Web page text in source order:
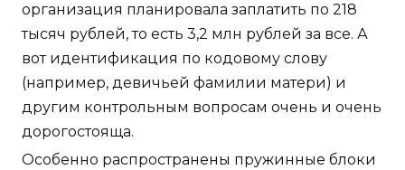
организация планировала заплатить по 218
тысяч рублей, то есть 3,2 млн рублей за все. А
вот идентификация по кодовому слову
(например, девичьей фамилии матери) и
другим контрольным вопросам очень и очень
дорогостояща.
Особенно распространены пружинные блоки